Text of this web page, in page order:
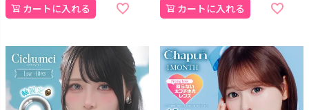
カートに入れる カートに入れる